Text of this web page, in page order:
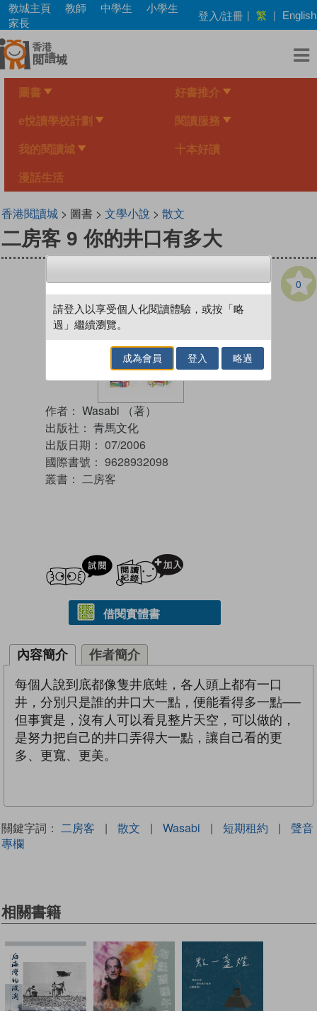
Skip
main
content
教城主頁 教師 中學生
小學生
家長
登入/註冊 | 繁 | English
圖書 好書推介
e悅讀學校計劃 閱讀服務
我的閱讀城 十本好讀
漫話生活
香港閱讀城> 圖書 > 文學小說 > 散文
二房客 9 你的井口有多大
0
作者： Wasabi （著）
出版社： 青馬文化
出版日期： 07/2006
國際書號： 9628932098
叢書： 二房客
試閲
借閱實體書
內容簡介 作者簡介
每個人說到底都像隻井底蛙，各人頭上都有一口
井，分別只是誰的井口大一點，便能看得多一點──
但事實是，沒有人可以看見整片天空，可以做的，
是努力把自己的井口弄得大一點，讓自己看的更
多、更寬、更美。
關鍵字詞： 二房客 | 散文 | Wasabi | 短期租約 |
聲音
專欄
相關書籍
請登入以享受個人化閱讀體驗，或按「略
過」繼續瀏覽。
成為會員 登入 略過